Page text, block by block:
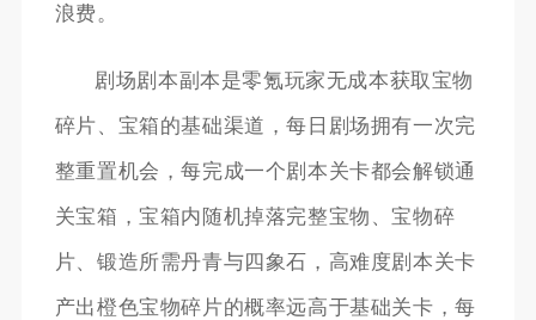
浪费。
剧场剧本副本是零氪玩家无成本获取宝物
碎片、宝箱的基础渠道，每日剧场拥有一次完
整重置机会，每完成一个剧本关卡都会解锁通
关宝箱，宝箱内随机掉落完整宝物、宝物碎
片、锻造所需丹青与四象石，高难度剧本关卡
产出橙色宝物碎片的概率远高于基础关卡，每